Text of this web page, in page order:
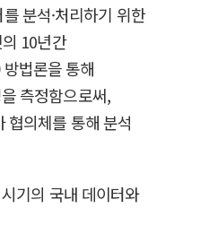
분석·처리하기 위한
10년간
법론을 통해
측정함으로써,
협의체를 통해 분석
기의 국내 데이터와